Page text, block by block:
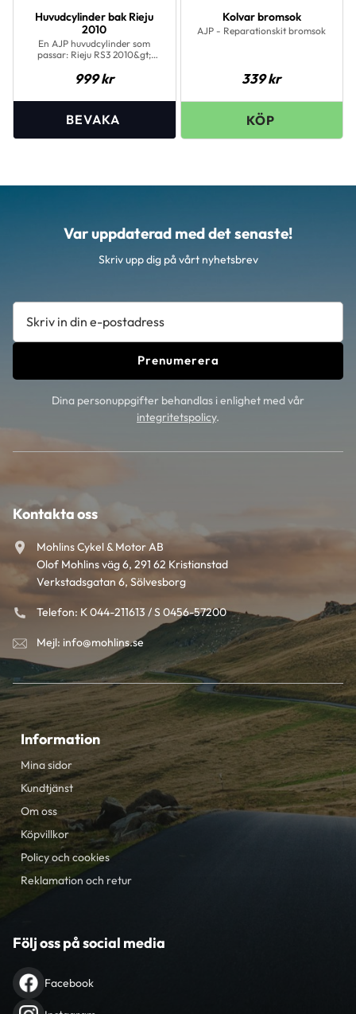
Huvudcylinder bak Rieju
2010
En AJP huvudcylinder som
passar: Rieju RS3 2010&gt;
999kr
Kolvar bromsok
AJP - Reparationskit bromsok
339kr
Var uppdaterad med det senaste!
Skriv upp dig på vårt nyhetsbrev
Prenumerera
Dina personuppgifter behandlas i enlighet med vår
integritetspolicy.
Kontakta oss
Mohlins Cykel & Motor AB
Olof Mohlins väg 6, 291 62 Kristianstad
Verkstadsgatan 6, Sölvesborg
Telefon: K 044-211613 / S 0456-57200
Mejl: info@mohlins.se
Information
Mina sidor
Kundtjänst
Om oss
Köpvillkor
Policy och cookies
Reklamation och retur
Följ oss på social media
Facebook